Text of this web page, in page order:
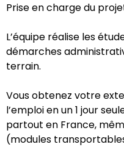
Prise en charge du
L’équipe réalise les
démarches
terrain.
Vous obtenez votre
l’emploi en un 1 jour
partout en France,
(modules